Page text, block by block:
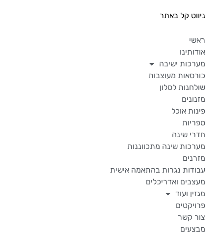
ניווט קל באתר
ראשי
אודותינו
מערכות ישיבה
כורסאות מעוצבות
שולחנות לסלון
מזנונים
פינות אוכל
ספריות
חדרי שינה
מערכות שינה מתכווננות
מזרנים
עבודות נגרות בהתאמה אישית
מעצבים ואדריכלים
מגזין ועוד
פרויקטים
צור קשר
מבצעים